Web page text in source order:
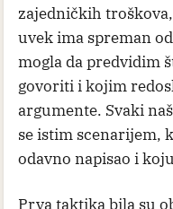
zajedničkih
uvek ima spreman
mogla da predvidim
govoriti i kojim
argumente. Svaki
se istim scenarijem,
odavno napisao i
Prva taktika bila su